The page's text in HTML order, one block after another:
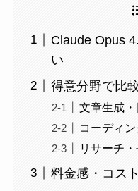
Claude Opus
い
得意分野で比
文章生成
コーディ
リサーチ
料金感・コス